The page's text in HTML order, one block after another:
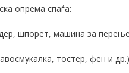
опрема спаѓа:
шпорет, машина за
тостер, фен и др.)